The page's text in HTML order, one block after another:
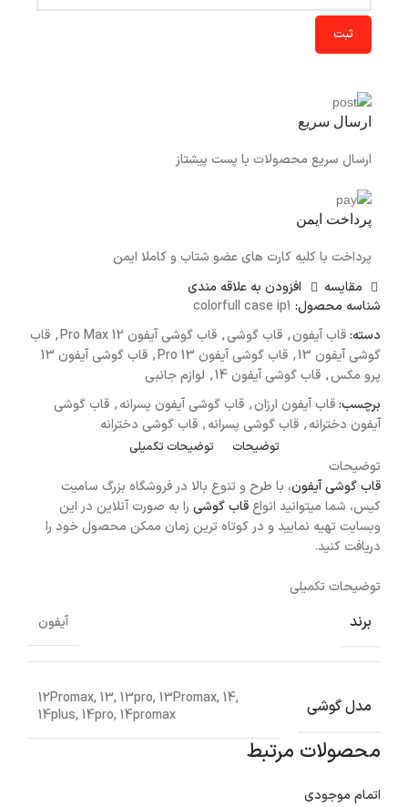
ثبت
ارسال سریع
ارسال سریع محصولات با پست پیشتاز
پرداخت ایمن
پرداخت با کلیه کارت های عضو شتاب و کاملا ایمن
مقايسه
افزودن به علاقه مندی
شناسه محصول: colorfull case ip1
دسته:قاب آیفون, قاب گوشی, قاب گوشی آیفون 12 Pro Max , قاب
گوشی آیفون 13
, قاب گوشی آیفون 13 Pro ,
قاب گوشی آیفون 13
پرو مکس, قاب گوشی آیفون 14 , لوازم جانبی
برچسب:قاب آیفون ارزان, قاب گوشی آیفون پسرانه, قاب گوشی
آیفون دخترانه, قاب گوشی پسرانه, قاب گوشی دخترانه
توضیحات توضیحات تکمیلی
توضیحات
قاب گوشی آیفون، با طرح و تنوع بالا در فروشگاه بزرگ سامیت
کیس، شما میتوانید انواع قاب گوشی را به صورت آنلاین در این
وبسایت تهیه نمایید و در کوتاه ترین زمان ممکن محصول خود را
دریافت کنید.
توضیحات تکمیلی
برند آیفون
مدل گوشی
12Promax, 13, 13pro, 13Promax, 14,
14plus, 14pro, 14promax
محصولات مرتبط
اتمام موجودی